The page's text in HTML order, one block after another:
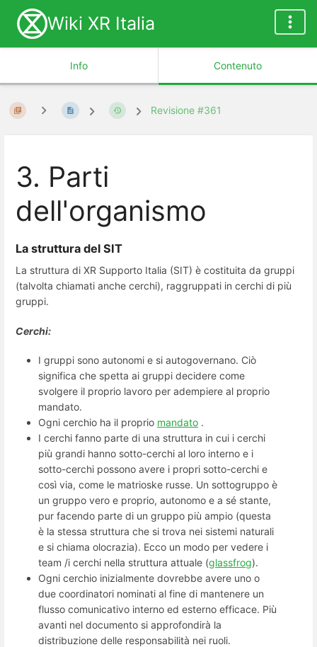
Wiki XR Italia
Info Contenuto
Revisione #361
3. Parti
dell'organismo
La struttura del SIT
La struttura di XR Supporto Italia (SIT) è costituita da gruppi
(talvolta chiamati anche cerchi), raggruppati in cerchi di più
gruppi.
Cerchi:
I gruppi sono autonomi e si autogovernano. Ciò
significa che spetta ai gruppi decidere come
svolgere il proprio lavoro per adempiere al proprio
mandato.
Ogni cerchio ha il proprio mandato .
I cerchi fanno parte di una struttura in cui i cerchi
più grandi hanno sotto-cerchi al loro interno e i
sotto-cerchi possono avere i propri sotto-cerchi e
così via, come le matrioske russe. Un sottogruppo è
un gruppo vero e proprio, autonomo e a sé stante,
pur facendo parte di un gruppo più ampio (questa
è la stessa struttura che si trova nei sistemi naturali
e si chiama olocrazia). Ecco un modo per vedere i
team /i cerchi nella struttura attuale (glassfrog).
Ogni cerchio inizialmente dovrebbe avere uno o
due coordinatori nominati al fine di mantenere un
flusso comunicativo interno ed esterno efficace. Più
avanti nel documento si approfondirà la
distribuzione delle responsabilità nei ruoli.